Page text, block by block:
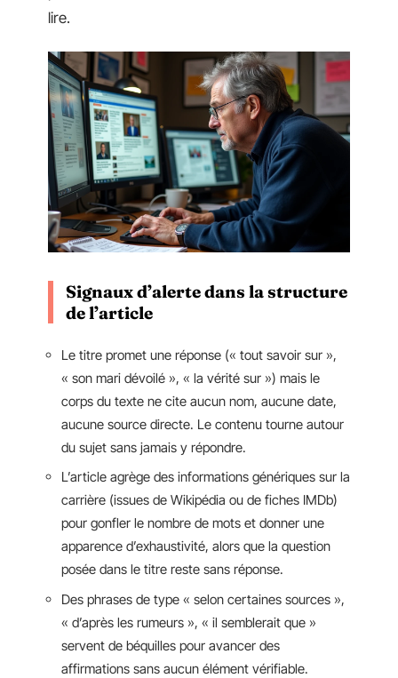
lire.
Signaux d’alerte dans la structure
de l’article
Le titre promet une réponse (« tout savoir sur »,
« son mari dévoilé », « la vérité sur ») mais le
corps du texte ne cite aucun nom, aucune date,
aucune source directe. Le contenu tourne autour
du sujet sans jamais y répondre.
L’article agrège des informations génériques sur la
carrière (issues de Wikipédia ou de fiches IMDb)
pour gonfler le nombre de mots et donner une
apparence d’exhaustivité, alors que la question
posée dans le titre reste sans réponse.
Des phrases de type « selon certaines sources »,
« d’après les rumeurs », « il semblerait que »
servent de béquilles pour avancer des
affirmations sans aucun élément vérifiable.